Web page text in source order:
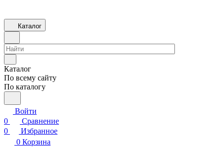
Каталог
Каталог
По всему сайту
По каталогу
Войти
0
Сравнение
0
Избранное
0 Корзина